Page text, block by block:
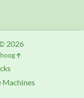
Machines
2026